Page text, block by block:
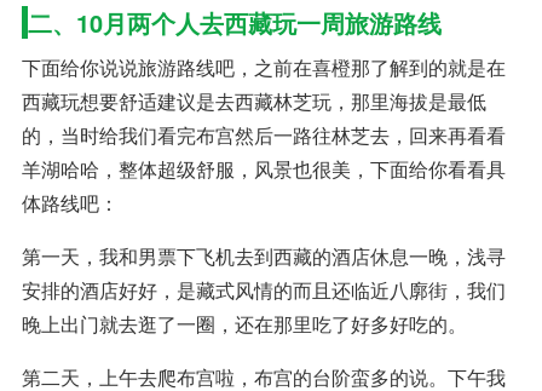
二、10月两个人去西藏玩一周旅游路线
下面给你说说旅游路线吧，之前在喜橙那了解到的就是在
西藏玩想要舒适建议是去西藏林芝玩，那里海拔是最低
的，当时给我们看完布宫然后一路往林芝去，回来再看看
羊湖哈哈，整体超级舒服，风景也很美，下面给你看看具
体路线吧：
第一天，我和男票下飞机去到西藏的酒店休息一晚，浅寻
安排的酒店好好，是藏式风情的而且还临近八廓街，我们
晚上出门就去逛了一圈，还在那里吃了好多好吃的。
第二天，上午去爬布宫啦，布宫的台阶蛮多的说。下午我